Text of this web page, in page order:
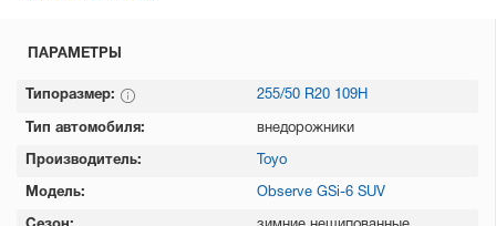
ПАРАМЕТРЫ
Типоразмер: 255/50 R20 109H
Тип автомобиля: внедорожники
Производитель: Toyo
Модель: Observe GSi-6 SUV